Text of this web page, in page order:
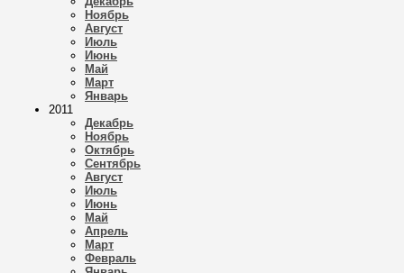
Ноябрь
Август
Июль
Июнь
Май
Март
Январь
2011
Декабрь
Ноябрь
Октябрь
Сентябрь
Август
Июль
Июнь
Май
Апрель
Март
Февраль